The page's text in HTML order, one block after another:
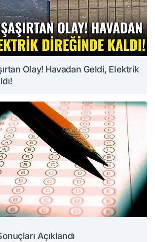
Olay! Havadan Geldi, Elektrik
Açıklandı